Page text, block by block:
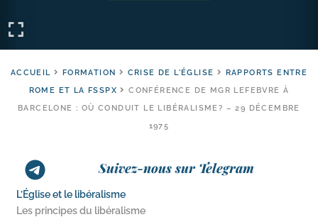
ACCUEIL FORMATION CRISE DE L'ÉGLISE
RAPPORTS ENTRE
ROME ET LA FSSPX
CONFÉRENCE DE MGR LEFEBVRE À
BARCELONE : OÙ CONDUIT LE LIBÉRALISME? – 29 DÉCEMBRE
1975
Suivez-nous sur Telegram
L’Église et le libéralisme
Les principes du libéralisme